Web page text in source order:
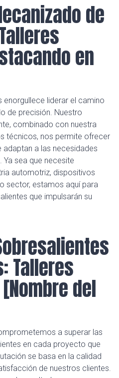
de
en
enorgullece liderar el camino
de precisión. Nuestro
combinado con nuestra
técnicos, nos permite ofrecer
a las necesidades
sea que necesite
automotriz, dispositivos
sector, estamos aquí para
que impulsarán su
Talleres
del
a superar las
en cada proyecto que
se basa en la calidad
de nuestros clientes.